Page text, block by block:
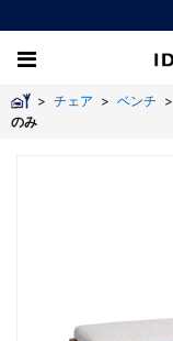
> チェア > ベンチ >
のみ